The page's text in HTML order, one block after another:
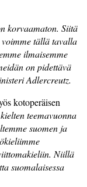
korvaamaton. Siitä
tällä tavalla
ilmaisemme
on pidettävä
Adlercreutz.
kotoperäisen
teemavuonna
suomen ja
Niillä
suomalaisessa